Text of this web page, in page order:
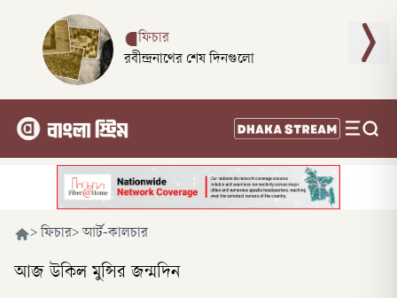
ফিচার
রবীন্দ্রনাথের শেষ দিনগুলো
> ফিচার> আর্ট-কালচার
আজ উকিল মুন্সির জন্মদিন